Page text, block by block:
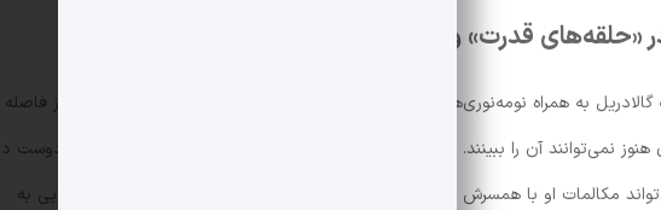
قدرت» و «ارباب حلقه‌ها»
به همراه نومه‌نوری‌ها به سوی سرزمین میانه می‌رود، از همان ابتدا خشکی را از فاصله
نمی‌توانند آن را ببینند. یا در صحنه دیگری از همین سریال، الروند که به ملاقات دوست
مکالمات او با همسرش دیسا را مشاهده کند. در «ارباب حلقه‌ها» نیز این قدرت بینایی به